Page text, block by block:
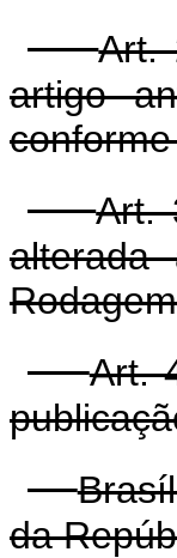
Art.
artigo
Art.
alterada
Art.
da